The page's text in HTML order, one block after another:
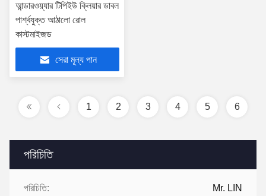
পরিচিতি
পরিচিতি: Mr. LIN
আন্ডারওয়্যার টিপিইউ ক্লিয়ার ডাবল
পার্শ্বযুক্ত আঠালো রোল
কাস্টমাইজড
সেরা মূল্য পান
1 2 3 4 5 6